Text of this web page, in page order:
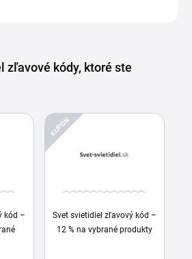
zľavové kódy, ktoré ste
kód –
KUPÓN
Svet svietidiel zľavový kód –
12 % na vybrané produkty